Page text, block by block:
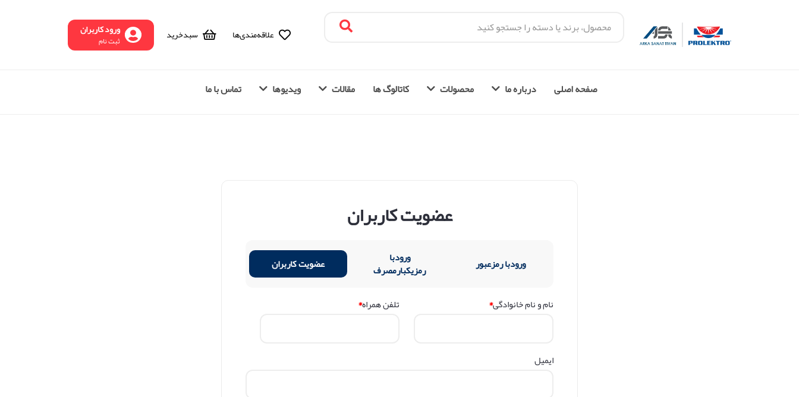
علاقه‌مندی‌ها سبد‌خرید ورود کاربران
ثبت نام
صفحه اصلی درباره ما محصولات کاتالوگ ها مقالات ویدیوها تماس با ما
عضویت کاربران
ورودبا رمزعبور ورودبا
رمزیکبارمصرف عضویت کاربران
نام و نام خانوادگی* تلفن همراه*
ایمیل